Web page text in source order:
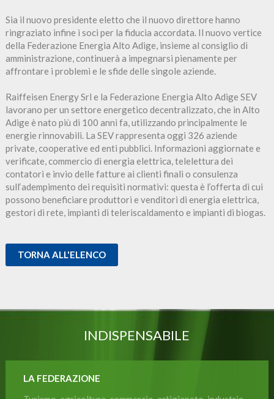
Sia il nuovo presidente eletto che il nuovo direttore hanno
ringraziato infine i soci per la fiducia accordata. Il nuovo vertice
della Federazione Energia Alto Adige, insieme al consiglio di
amministrazione, continuerà a impegnarsi pienamente per
affrontare i problemi e le sfide delle singole aziende.
Raiffeisen Energy Srl e la Federazione Energia Alto Adige SEV
lavorano per un settore energetico decentralizzato, che in Alto
Adige è nato più di 100 anni fa, utilizzando principalmente le
energie rinnovabili. La SEV rappresenta oggi 326 aziende
private, cooperative ed enti pubblici. Informazioni aggiornate e
verificate, commercio di energia elettrica, telelettura dei
contatori e invio delle fatture ai clienti finali o consulenza
sull‘adempimento dei requisiti normativi: questa è l’offerta di cui
possono beneficiare produttori e venditori di energia elettrica,
gestori di rete, impianti di teleriscaldamento e impianti di biogas.
TORNA ALL'ELENCO
INDISPENSABILE
LA FEDERAZIONE